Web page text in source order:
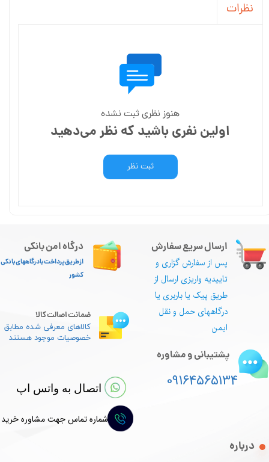
نظرات
هنوز نظری ثبت نشده
اولین نفری باشید که نظر می‌دهید
ثبت نظر
ارسال سریع سفارش
پس از سفارش گزاری و
تاییدیه واریزی ارسال از
طریق پیک یا باربری یا
درگاههای حمل و نقل
ایمن
درباره
درگاه امن بانکی
از طریق پرداخت با درگاههای بانکی
کشور
پشتیبانی و مشاوره
09164565134
ضمانت اصالت کالا
کالاهای معرفی شده مطابق
خصوصیات موجود هستند
اتصال به واتس اپ
شماره تماس جهت مشاوره خرید